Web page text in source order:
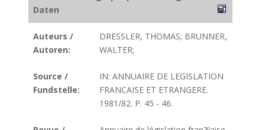
Daten
Auteurs /
Autoren:
DRESSLER, THOMAS; BRUNNER,
WALTER;
Source /
Fundstelle:
IN: ANNUAIRE DE LEGISLATION
FRANCAISE ET ETRANGERE.
1981/82. P. 45 - 46.